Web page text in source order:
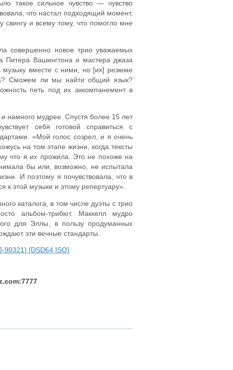
такое сильное чувство — чувство
что настал подходящий момент,
свингу и всему тому, что помогло мне
совершенно новое трио уважаемых
Питера Вашингтона и мастера джаза
вместе с ними, но [их] резюме
Сможем ли мы найти общий язык?
петь под их аккомпанемент в
намного мудрее. Спустя более 15 лет
себя готовой справиться с
«Мой голос созрел, и я очень
на том этапе жизни, когда тексты
что я их прожила. Это не похоже на
бы или, возможно, не испытала
И поэтому я почувствовала, что в
к этой музыке и этому репертуару».
каталога, в том числе дуэты с трио
альбом-трибют. Маккелл мудро
для Эллы, в пользу продуманных
эти вечные стандарты.
90321} [DSD64 ISO]